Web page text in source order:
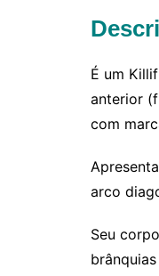
É um
anterior
com
arco
Seu